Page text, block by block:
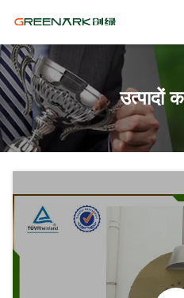
उत्पादों